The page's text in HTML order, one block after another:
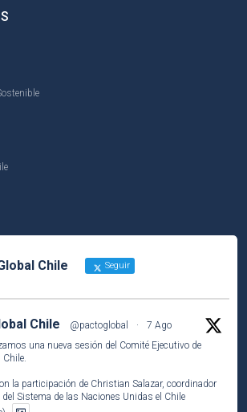
Chile Seguir
Chile @pactoglobal ·
7 Ago
una nueva sesión del Comité Ejecutivo de
Chile.
la participación de Christian Salazar, coordinador
del Sistema de las Naciones Unidas el Chile